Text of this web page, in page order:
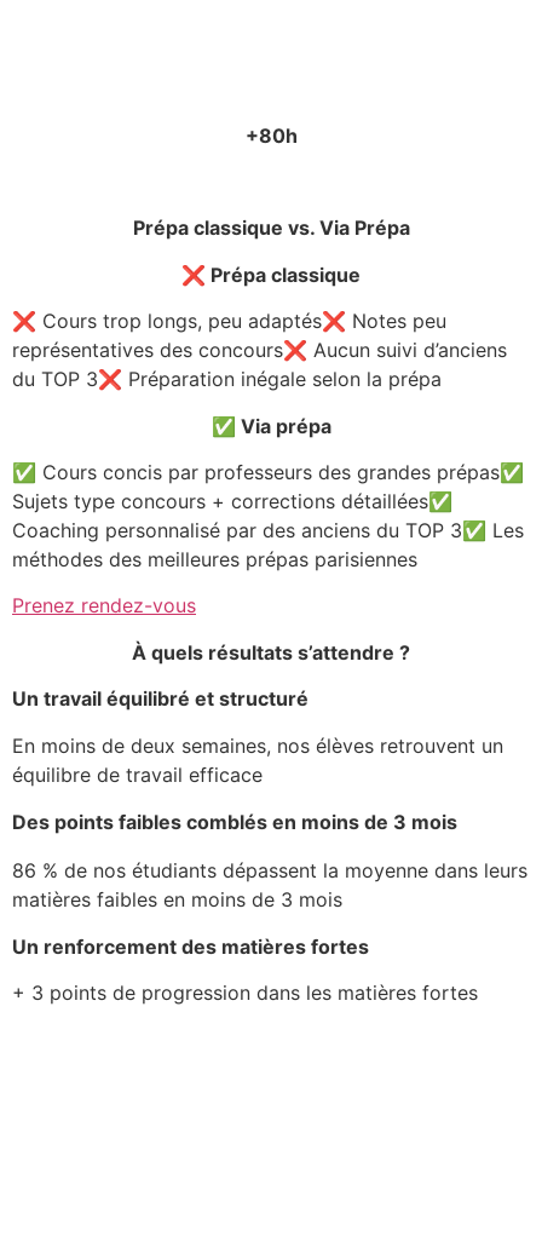
+80h
Prépa classique vs. Via Prépa
❌ Prépa classique
❌ Cours trop longs, peu adaptés❌ Notes peu
représentatives des concours❌ Aucun suivi d’anciens
du TOP 3❌ Préparation inégale selon la prépa
✅ Via prépa
✅ Cours concis par professeurs des grandes prépas✅
Sujets type concours + corrections détaillées✅
Coaching personnalisé par des anciens du TOP 3✅ Les
méthodes des meilleures prépas parisiennes
Prenez rendez-vous
À quels résultats s’attendre ?
Un travail équilibré et structuré
En moins de deux semaines, nos élèves retrouvent un
équilibre de travail efficace
Des points faibles comblés en moins de 3 mois
86 % de nos étudiants dépassent la moyenne dans leurs
matières faibles en moins de 3 mois
Un renforcement des matières fortes
+ 3 points de progression dans les matières fortes